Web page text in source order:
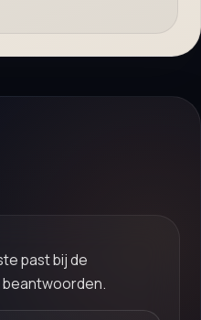
past bij de
beantwoorden.